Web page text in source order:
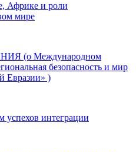
Африке и роли
мире
(о Международном
безопасность и мир
Евразии» )
интеграции